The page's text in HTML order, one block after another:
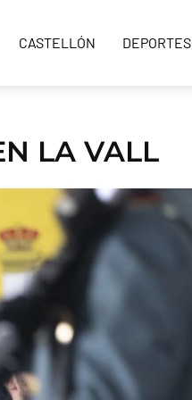
CASTELLÓN DEPORTES
LA VALL